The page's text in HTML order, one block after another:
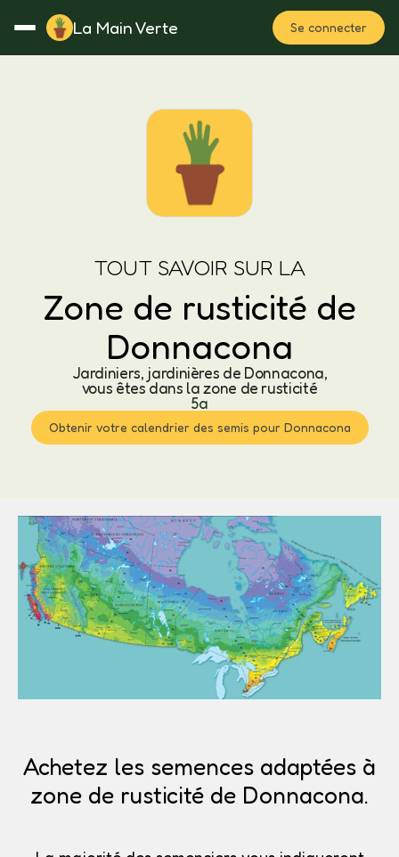
La Main Verte Se connecter
Notes Fertilisation
TOUT SAVOIR SUR LA
Zone de rusticité de
Donnacona
Jardiniers, jardinières de Donnacona,
vous êtes dans la zone de rusticité
5a
Obtenir votre calendrier des semis pour Donnacona
Achetez les semences adaptées à
zone de rusticité de Donnacona.